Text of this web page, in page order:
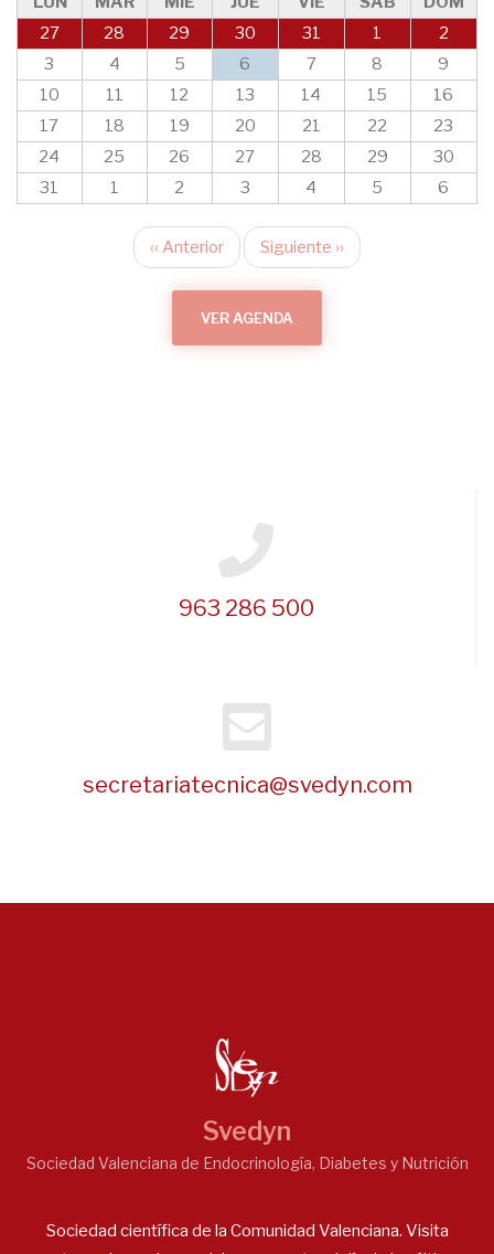
27
28 29 30 31 1
2
3
4 5 6 7 8
9
10
11 12 13 14 15
16
17
18 19 20 21 22
23
24
25 26 27 28 29
30
31
1 2 3 4 5 6
Paginación
‹‹ Anterior Siguiente ››
VER AGENDA
963 286 500
secretariatecnica@svedyn.com
Svedyn
Sociedad Valenciana de Endocrinología, Diabetes y Nutrición
Sociedad científica de la Comunidad Valenciana. Visita